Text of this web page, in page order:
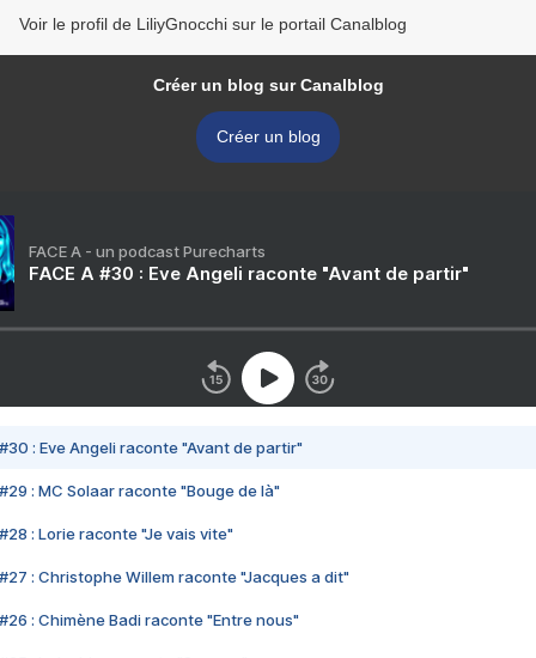
Voir le profil de LiliyGnocchi sur le portail Canalblog
Créer un blog sur Canalblog
Créer un blog
FACE A - un podcast Purecharts
FACE A #30 : Eve Angeli raconte "Avant de partir"
#30 : Eve Angeli raconte "Avant de partir"
#29 : MC Solaar raconte "Bouge de là"
#28 : Lorie raconte "Je vais vite"
#27 : Christophe Willem raconte "Jacques a dit"
#26 : Chimène Badi raconte "Entre nous"